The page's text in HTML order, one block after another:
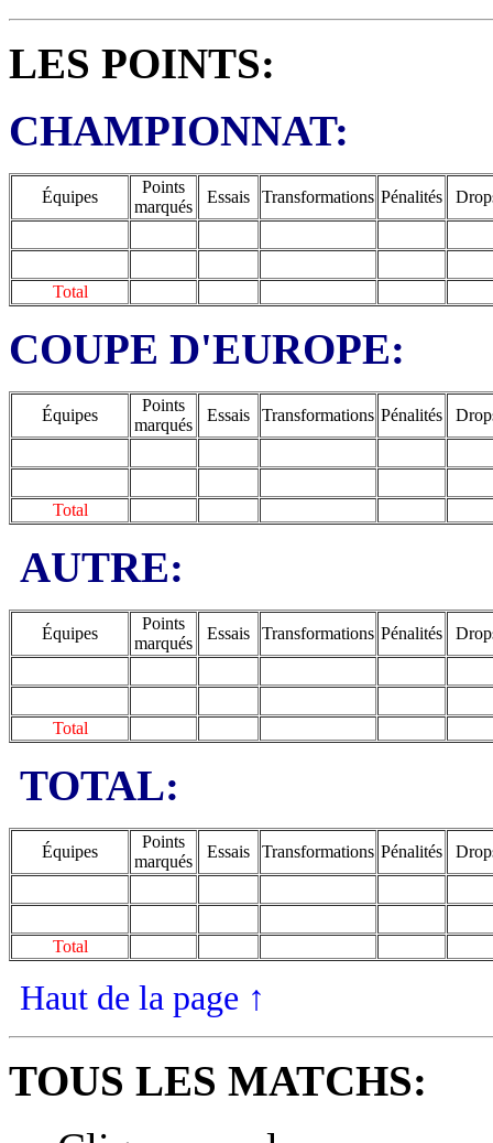
LES POINTS:
CHAMPIONNAT:
Équipes
Points
marqués
Essais Transformations Pénalités
Total
COUPE D'EUROPE:
Équipes
Points
marqués
Essais Transformations Pénalités
Total
AUTRE:
Équipes
Points
marqués
Essais Transformations Pénalités
Total
TOTAL:
Équipes
Points
marqués
Essais Transformations Pénalités
Total
Haut de la page ↑
TOUS LES MATCHS: